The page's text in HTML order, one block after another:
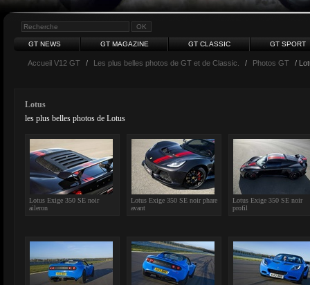
GT NEWS GT MAGAZINE GT CLASSIC GT SPORT
Accueil V12 GT / Les plus belles photos de GT et de Classic. / Photos GT /
Lotus
les plus belles photos de Lotus
Lotus Exige 350 SE noir
aileron
Lotus Exige 350 SE noir phare
avant
Lotus Exige 350 SE noir
profil